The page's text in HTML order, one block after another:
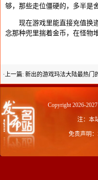
够，那些走位僵硬的，多半是
现在游戏里能直接充值换道
念那种兜里揣着金币，在怪物
·上一篇: 新出的游戏玛法大陆最热门
Copyright 2026-2027
注：本
免责声明